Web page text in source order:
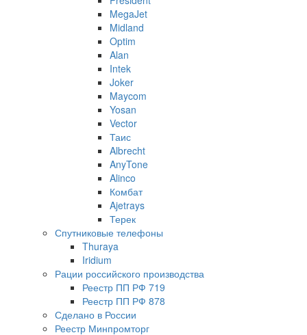
MegaJet
Midland
Optim
Alan
Intek
Joker
Maycom
Yosan
Vector
Таис
Albrecht
AnyTone
Alinco
Комбат
Ajetrays
Терек
Спутниковые телефоны
Thuraya
Iridium
Рации российского производства
Реестр ПП РФ 719
Реестр ПП РФ 878
Сделано в России
Реестр Минпромторг